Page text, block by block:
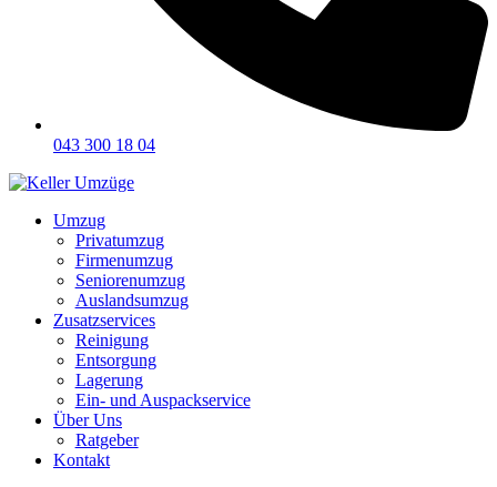
043 300 18 04
Umzug
Privatumzug
Firmenumzug
Seniorenumzug
Auslandsumzug
Zusatzservices
Reinigung
Entsorgung
Lagerung
Ein- und Auspackservice
Über Uns
Ratgeber
Kontakt